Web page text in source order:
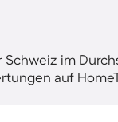
im
auf